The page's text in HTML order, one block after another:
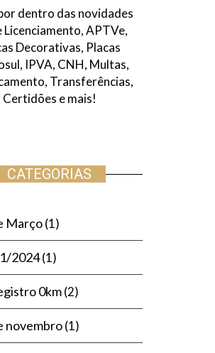
:
dentro das novidades
Licenciamento, APTVe,
Decorativas, Placas
IPVA, CNH, Multas,
Transferências,
Certidões e mais!
CATEGORIAS
Março (1)
2024 (1)
0km (2)
novembro (1)